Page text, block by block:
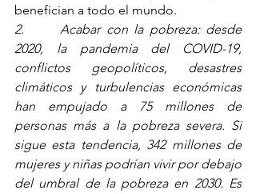
benefician a todo el mundo.
2.      Acabar con la pobreza: desde
2020, la pandemia del COVID-19,
conflictos geopolíticos, desastres
climáticos y turbulencias económicas
han empujado a 75 millones de
personas más a la pobreza severa. Si
sigue esta tendencia, 342 millones de
mujeres y niñas podrían vivir por debajo
del umbral de la pobreza en 2030. Es